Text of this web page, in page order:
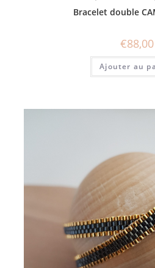
Bracelet double
€88,00
Ajouter au